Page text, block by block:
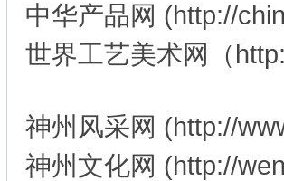
中华产品网 (http://
世界工艺美术网（
神州风采网 (http://
神州文化网 (http://